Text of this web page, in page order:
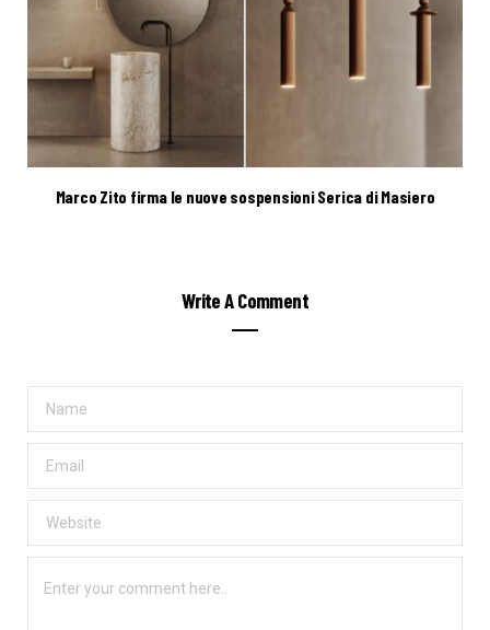
Marco Zito firma le nuove sospensioni Serica di Masiero
Write A Comment